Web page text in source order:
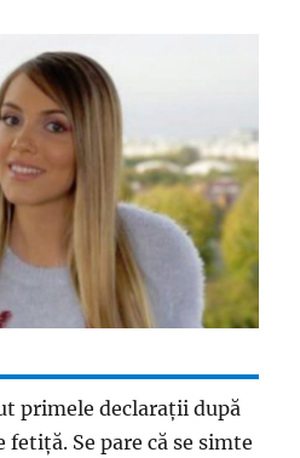
primele declaraţii după
fetiţă. Se pare că se simte